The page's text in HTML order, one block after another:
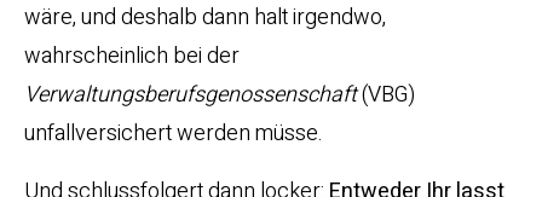
wäre, und deshalb dann halt irgendwo,
wahrscheinlich bei der
Verwaltungsberufsgenossenschaft(VBG)
unfallversichert werden müsse.